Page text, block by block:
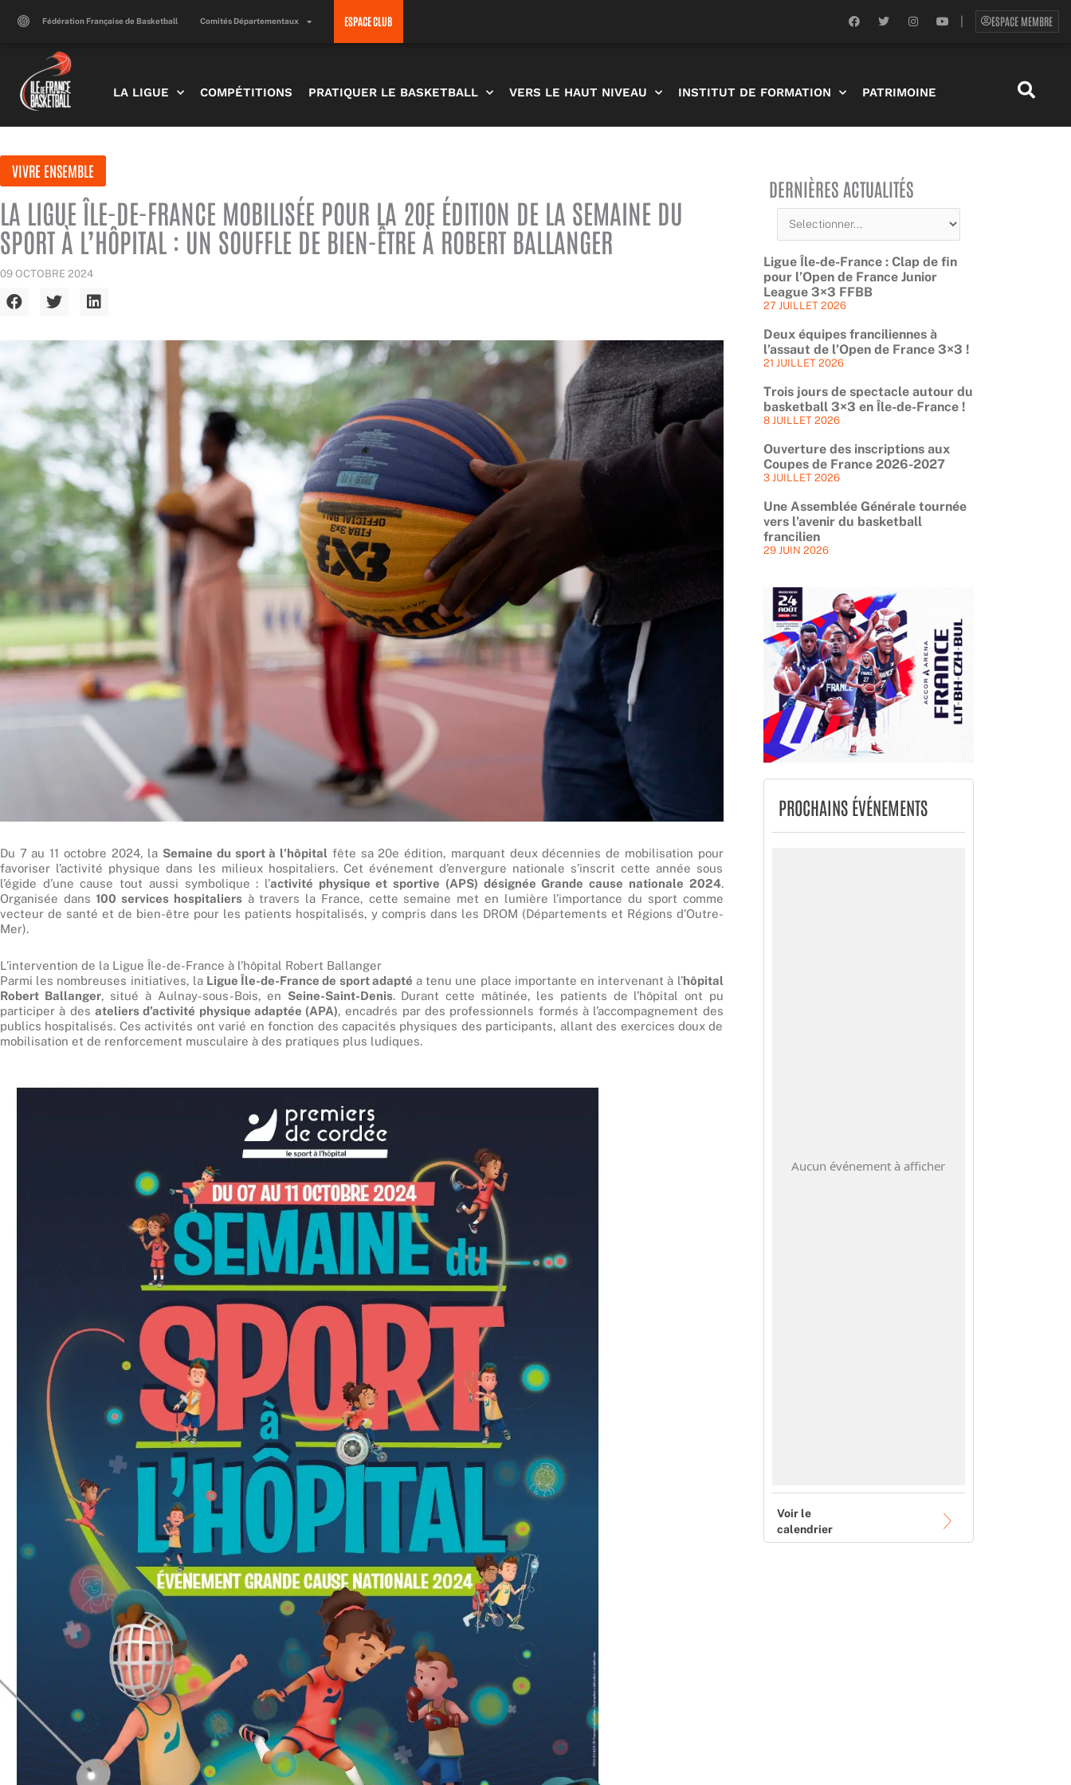
Fédération Française de Basketball Comités Départementaux ESPACE CLUB
F
a
T
w
I
n
a
Y
o
ESPACE MEMBRE
LA LIGUE COMPÉTITIONS PRATIQUER LE BASKETBALL VERS LE HAUT NIVEAU INSTITUT DE FORMATION PATRIMOINE
VIVRE ENSEMBLE
LA LIGUE ÎLE-DE-FRANCE MOBILISÉE POUR LA 20E ÉDITION DE LA SEMAINE DU
SPORT À L’HÔPITAL : UN SOUFFLE DE BIEN-ÊTRE À ROBERT BALLANGER
09 OCTOBRE 2024
Du 7 au 11 octobre 2024, la Semaine du sport à l’hôpital fête sa 20e édition, marquant deux décennies de mobilisation pour
favoriser l’activité physique dans les milieux hospitaliers. Cet événement d’envergure nationale s’inscrit cette année sous
l’égide d’une cause tout aussi symbolique : l’activité physique et sportive (APS) désignée Grande cause nationale 2024.
Organisée dans100 services hospitaliersà travers la France, cette semaine met en lumière l’importance du sport comme
vecteur de santé et de bien-être pour les patients hospitalisés, y compris dans les DROM (Départements et Régions d’Outre-
Mer).
L’intervention de la Ligue Île-de-France à l’hôpital Robert Ballanger
Parmi les nombreuses initiatives, la Ligue Île-de-France de sport adapté a tenu une place importante en intervenant à l’hôpital
Robert Ballanger, situé à Aulnay-sous-Bois, en Seine-Saint-Denis. Durant cette mâtinée, les patients de l’hôpital ont pu
participer à des ateliers d’activité physique adaptée (APA), encadrés par des professionnels formés à l’accompagnement des
publics hospitalisés. Ces activités ont varié en fonction des capacités physiques des participants, allant des exercices doux de
mobilisation et de renforcement musculaire à des pratiques plus ludiques.
DERNIÈRES ACTUALITÉS
Ligue Île-de-France : Clap de fin
pour l’Open de France Junior
League 3×3 FFBB
27 JUILLET 2026
Deux équipes franciliennes à
l’assaut de l’Open de France 3×3 !
21 JUILLET 2026
Trois jours de spectacle autour du
basketball 3×3 en Île-de-France !
8 JUILLET 2026
Ouverture des inscriptions aux
Coupes de France 2026-2027
3 JUILLET 2026
Une Assemblée Générale tournée
vers l’avenir du basketball
francilien
29 JUIN 2026
PROCHAINS ÉVÉNEMENTS
Aucun événement à afficher
Voir le
calendrier